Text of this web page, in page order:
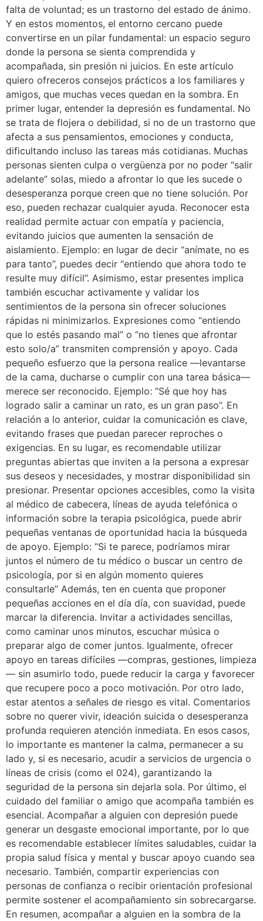
falta de voluntad; es un trastorno del estado de ánimo.
Y en estos momentos, el entorno cercano puede
convertirse en un pilar fundamental: un espacio seguro
donde la persona se sienta comprendida y
acompañada, sin presión ni juicios. En este artículo
quiero ofreceros consejos prácticos a los familiares y
amigos, que muchas veces quedan en la sombra. En
primer lugar, entender la depresión es fundamental. No
se trata de flojera o debilidad, si no de un trastorno que
afecta a sus pensamientos, emociones y conducta,
dificultando incluso las tareas más cotidianas. Muchas
personas sienten culpa o vergüenza por no poder “salir
adelante” solas, miedo a afrontar lo que les sucede o
desesperanza porque creen que no tiene solución. Por
eso, pueden rechazar cualquier ayuda. Reconocer esta
realidad permite actuar con empatía y paciencia,
evitando juicios que aumenten la sensación de
aislamiento. Ejemplo: en lugar de decir “anímate, no es
para tanto”, puedes decir “entiendo que ahora todo te
resulte muy difícil”. Asimismo, estar presentes implica
también escuchar activamente y validar los
sentimientos de la persona sin ofrecer soluciones
rápidas ni minimizarlos. Expresiones como “entiendo
que lo estés pasando mal” o “no tienes que afrontar
esto solo/a” transmiten comprensión y apoyo. Cada
pequeño esfuerzo que la persona realice —levantarse
de la cama, ducharse o cumplir con una tarea básica—
merece ser reconocido. Ejemplo: “Sé que hoy has
logrado salir a caminar un rato, es un gran paso”. En
relación a lo anterior, cuidar la comunicación es clave,
evitando frases que puedan parecer reproches o
exigencias. En su lugar, es recomendable utilizar
preguntas abiertas que inviten a la persona a expresar
sus deseos y necesidades, y mostrar disponibilidad sin
presionar. Presentar opciones accesibles, como la visita
al médico de cabecera, líneas de ayuda telefónica o
información sobre la terapia psicológica, puede abrir
pequeñas ventanas de oportunidad hacia la búsqueda
de apoyo. Ejemplo: “Si te parece, podríamos mirar
juntos el número de tu médico o buscar un centro de
psicología, por si en algún momento quieres
consultarle” Además, ten en cuenta que proponer
pequeñas acciones en el día día, con suavidad, puede
marcar la diferencia. Invitar a actividades sencillas,
como caminar unos minutos, escuchar música o
preparar algo de comer juntos. Igualmente, ofrecer
apoyo en tareas difíciles —compras, gestiones, limpieza
— sin asumirlo todo, puede reducir la carga y favorecer
que recupere poco a poco motivación. Por otro lado,
estar atentos a señales de riesgo es vital. Comentarios
sobre no querer vivir, ideación suicida o desesperanza
profunda requieren atención inmediata. En esos casos,
lo importante es mantener la calma, permanecer a su
lado y, si es necesario, acudir a servicios de urgencia o
líneas de crisis (como el 024), garantizando la
seguridad de la persona sin dejarla sola. Por último, el
cuidado del familiar o amigo que acompaña también es
esencial. Acompañar a alguien con depresión puede
generar un desgaste emocional importante, por lo que
es recomendable establecer límites saludables, cuidar la
propia salud física y mental y buscar apoyo cuando sea
necesario. También, compartir experiencias con
personas de confianza o recibir orientación profesional
permite sostener el acompañamiento sin sobrecargarse.
En resumen, acompañar a alguien en la sombra de la